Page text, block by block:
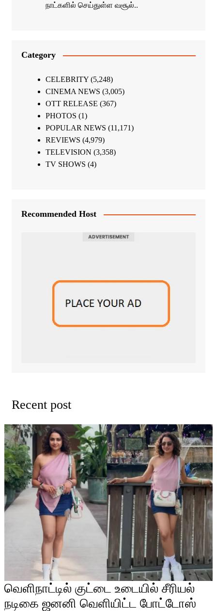
நாட்களில் செய்துள்ள வசூல்..
Category
CELEBRITY(5,248)
CINEMA NEWS (3,005)
OTT RELEASE (367)
PHOTOS (1)
POPULAR NEWS (11,171)
REVIEWS (4,979)
TELEVISION (3,358)
TV SHOWS (4)
Recommended Host
Recent post
வெளிநாட்டில் குட்டை உடையில் சீரியல்
நடிகை ஜனனி வெளியிட்ட போட்டோஸ்